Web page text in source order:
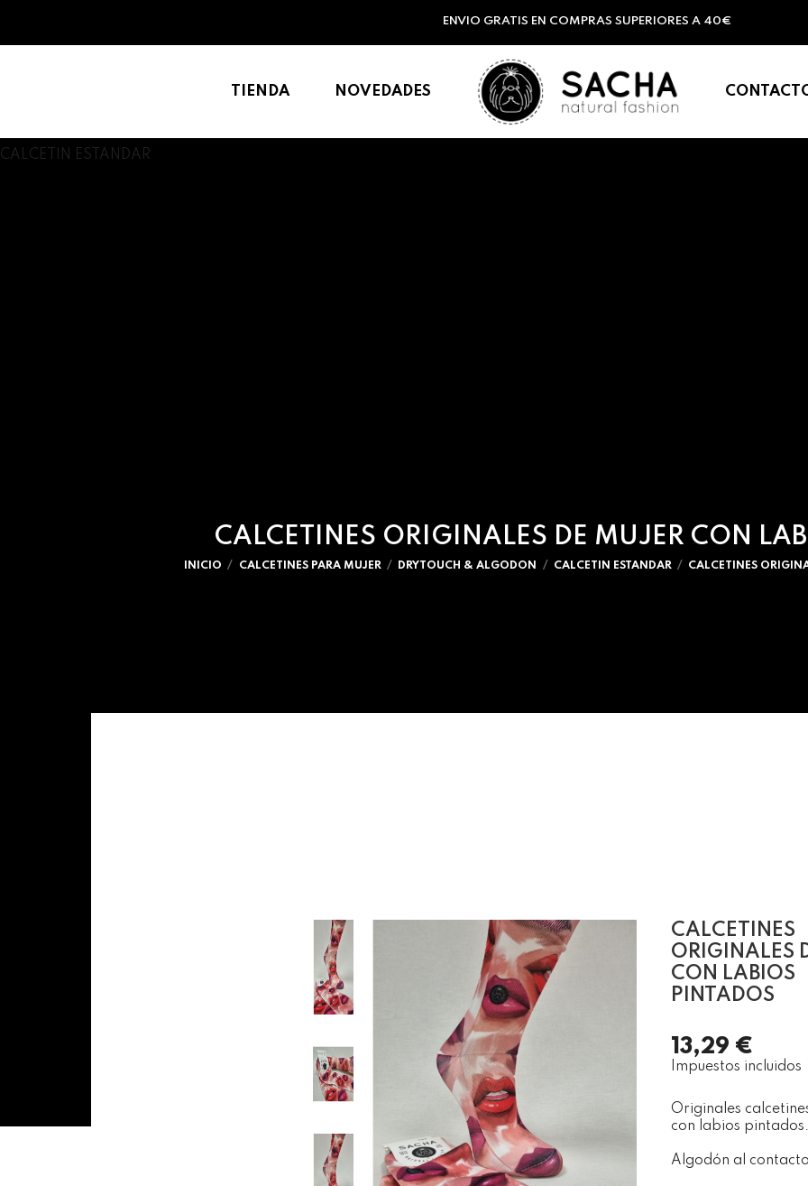
ENVIO GRATIS EN COMPRAS SUPERIORES A 40€
TIENDA NOVEDADES
CALCETIN ESTANDAR
CALCETINES ORIGINALES DE MUJER CON
INICIO CALCETINES PARA MUJER DRYTOUCH & ALGODON CALCETIN ESTANDAR CALCETINES
CALCETINES
ORIGINALES
CON LABIOS
PINTADOS
13,29 €
Impuestos incluidos
Originales
con labios
Algodón al